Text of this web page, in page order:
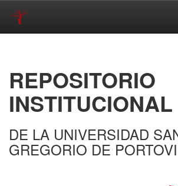
REPOSITORIO
INSTITUCIONAL
DE LA UNIVERSIDAD
GREGORIO DE